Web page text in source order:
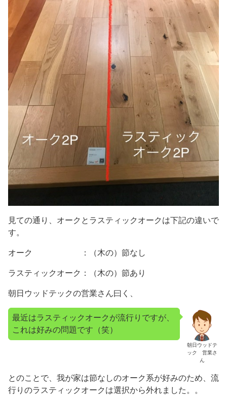
見ての通り、オークとラスティックオークは下記の違いで
す。
オーク ：（木の）節なし
ラスティックオーク：（木の）節あり
朝日ウッドテックの営業さん曰く、
朝日ウッドテ
ック 営業さ
ん
最近はラスティックオークが流行りですが、
これは好みの問題です（笑）
とのことで、我が家は節なしのオーク系が好みのため、流
行りのラスティックオークは選択から外れました。。